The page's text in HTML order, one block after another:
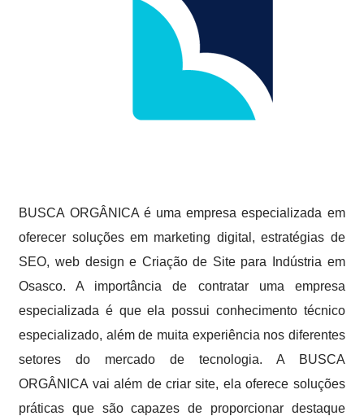
BUSCA ORGÂNICA é uma empresa especializada em
oferecer soluções em marketing digital, estratégias de
SEO, web design e Criação de Site para Indústria em
Osasco. A importância de contratar uma empresa
especializada é que ela possui conhecimento técnico
especializado, além de muita experiência nos diferentes
setores do mercado de tecnologia. A BUSCA
ORGÂNICA vai além de criar site, ela oferece soluções
práticas que são capazes de proporcionar destaque